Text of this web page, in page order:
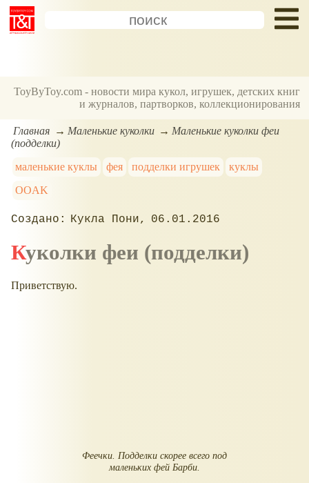
ToyByToy.com - новости мира кукол, игрушек, детских книг
и журналов, партворков, коллекционирования
Главная Маленькие куколки
Маленькие куколки феи
(подделки)
маленькие куклы
фея подделки игрушек
куклы
OOAK
Кукла Пони 06.01.2016
Куколки феи (подделки)
Приветствую.
Феечки. Подделки скорее всего под
маленьких фей Барби.